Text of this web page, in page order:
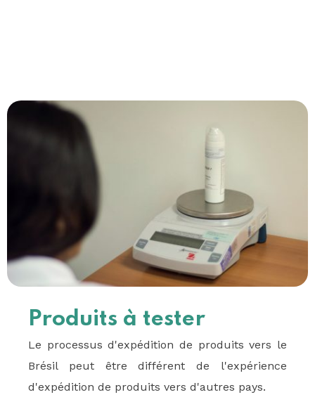
Produits à tester
Le processus d'expédition de produits vers le
Brésil peut être différent de l'expérience
d'expédition de produits vers d'autres pays.